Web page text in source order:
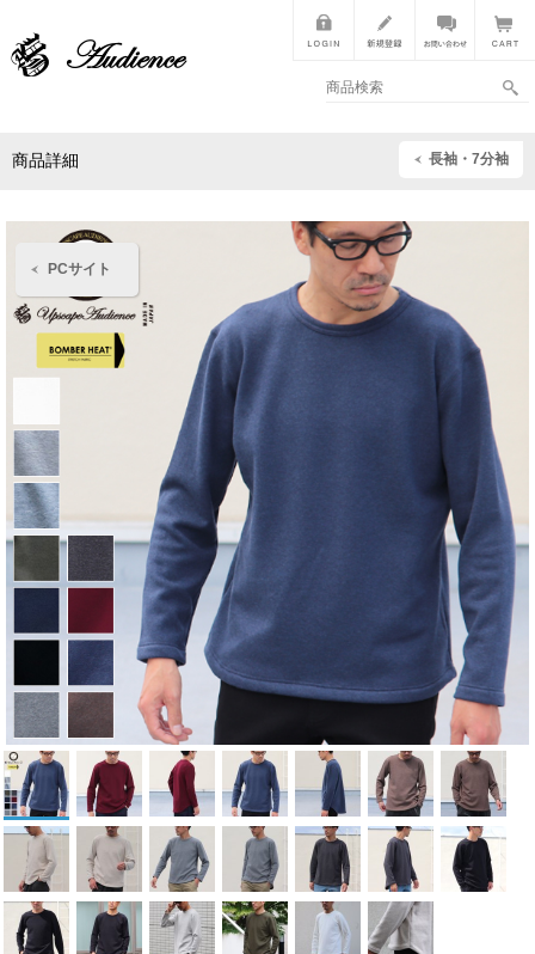
PCサイト
商品詳細 長袖・7分袖